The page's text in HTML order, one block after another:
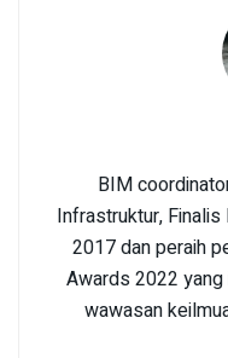
BIM
Infrastruktur,
2017 dan peraih
Awards 2022
wawasan